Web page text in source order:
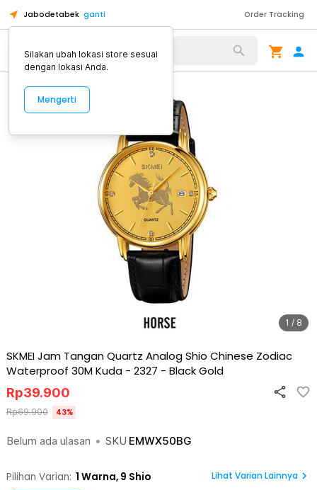
Jabodetabek ganti Order Tracking
Alat Kopi
1 / 8
SKMEI Jam Tangan Quartz Analog Shio Chinese Zodiac
Waterproof 30M Kuda - 2327 - Black Gold
Belum ada ulasan • SKU EMWX50BG
Rp39.900
Rp69.900 43%
Pilihan Varian: 1 Warna, 9 Shio Lihat Varian Lainnya
Silakan ubah lokasi store sesuai
dengan lokasi Anda.
Mengerti